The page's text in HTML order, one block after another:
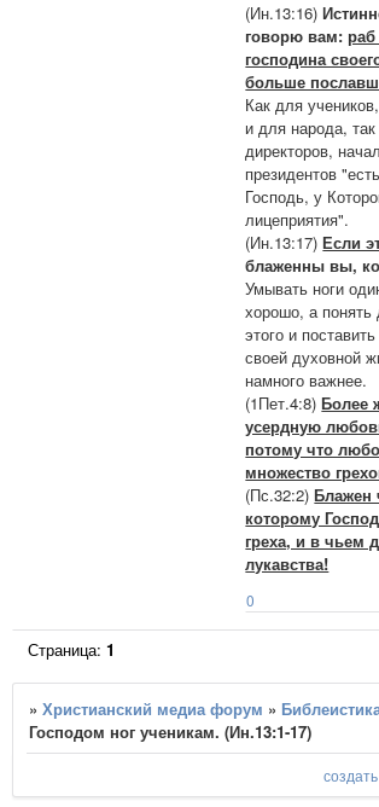
(Ин.13:16)
говорю вам:
господина
больше
Как для
и для народа,
директоров,
президентов
Господь, у
лицеприятия".
(Ин.13:17)Если
блаженны вы,
Умывать ноги
хорошо, а понять
этого и
своей духовной
намного важнее.
(1Пет.4:8)Более
усердную
потому что
множество
(Пс.32:2)Блажен
которому
греха, и в чьем
лукавства!
0
Страница:1
»Христианский медиа форум »
Господом ног ученикам. (Ин.13:1-17)